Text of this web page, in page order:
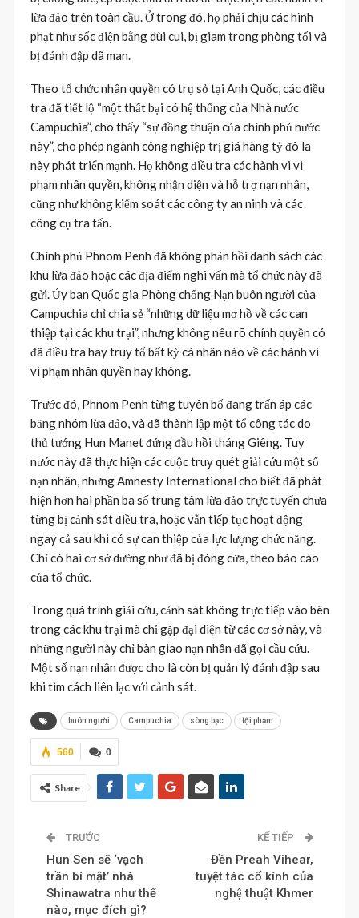
lừa đảo trên toàn cầu. Ở trong đó, họ phải chịu các hình
phạt như sốc điện bằng dùi cui, bị giam trong phòng tối và
bị đánh đập dã man.
Theo tổ chức nhân quyền có trụ sở tại Anh Quốc, các điều
tra đã tiết lộ “một thất bại có hệ thống của Nhà nước
Campuchia”, cho thấy “sự đồng thuận của chính phủ nước
này”, cho phép ngành công nghiệp trị giá hàng tỷ đô la
này phát triển mạnh. Họ không điều tra các hành vi vi
phạm nhân quyền, không nhận diện và hỗ trợ nạn nhân,
cũng như không kiểm soát các công ty an ninh và các
công cụ tra tấn.
Chính phủ Phnom Penh đã không phản hồi danh sách các
khu lừa đảo hoặc các địa điểm nghi vấn mà tổ chức này đã
gửi. Ủy ban Quốc gia Phòng chống Nạn buôn người của
Campuchia chỉ chia sẻ “những dữ liệu mơ hồ về các can
thiệp tại các khu trại”, nhưng không nêu rõ chính quyền có
đã điều tra hay truy tố bất kỳ cá nhân nào về các hành vi
vi phạm nhân quyền hay không.
Trước đó, Phnom Penh từng tuyên bố đang trấn áp các
băng nhóm lừa đảo, và đã thành lập một tổ công tác do
thủ tướng Hun Manet đứng đầu hồi tháng Giêng. Tuy
nước này đã thực hiện các cuộc truy quét giải cứu một số
nạn nhân, nhưng Amnesty International cho biết đã phát
hiện hơn hai phần ba số trung tâm lừa đảo trực tuyến chưa
từng bị cảnh sát điều tra, hoặc vẫn tiếp tục hoạt động
ngay cả sau khi có sự can thiệp của lực lượng chức năng.
Chỉ có hai cơ sở dường như đã bị đóng cửa, theo báo cáo
của tổ chức.
Trong quá trình giải cứu, cảnh sát không trực tiếp vào bên
trong các khu trại mà chỉ gặp đại diện từ các cơ sở này, và
những người này chỉ bàn giao nạn nhân đã gọi cầu cứu.
Một số nạn nhân được cho là còn bị quản lý đánh đập sau
khi tìm cách liên lạc với cảnh sát.
buôn người Campuchia sòng bạc tội phạm
0
560
Share
TRƯỚC
Hun Sen sẽ ‘vạch
trần bí mật’ nhà
Shinawatra như thế
nào, mục đích gì?
KẾ TIẾP
Đền Preah Vihear,
tuyệt tác cổ kính của
nghệ thuật Khmer